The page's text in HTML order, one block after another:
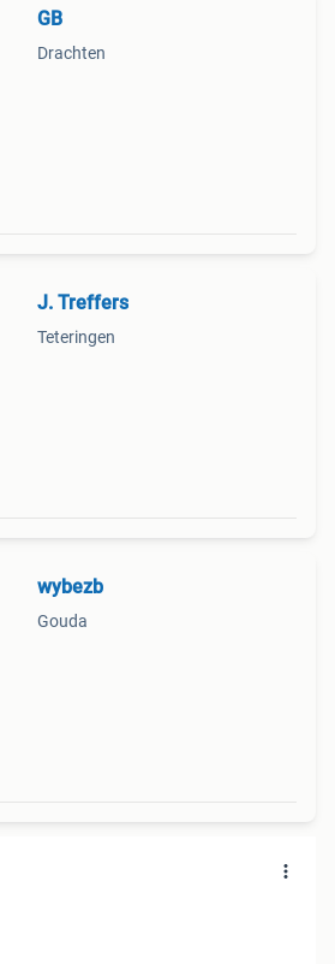
GB
Drachten
J. Treffers
Teteringen
wybezb
Gouda